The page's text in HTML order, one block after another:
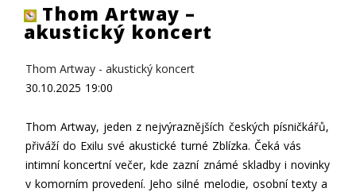
Thom Artway –
akustický koncert
Thom Artway - akustický koncert
30.10.2025 19:00
Thom Artway, jeden z nejvýraznějších českých písničkářů,
přiváží do Exilu své akustické turné Zblízka. Čeká vás
intimní koncertní večer, kde zazní známé skladby i novinky
v komorním provedení. Jeho silné melodie, osobní texty a